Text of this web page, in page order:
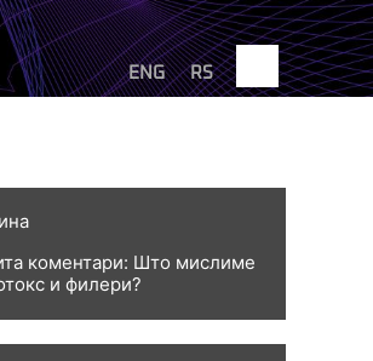
RS
ENG
Search
коментари: Што мислиме
и филери?